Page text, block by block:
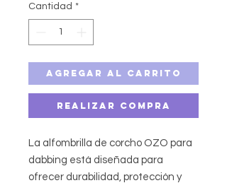
Cantidad *
Agregar al carrito
Realizar compra
La alfombrilla de corcho OZO para
dabbing está diseñada para
ofrecer durabilidad, protección y